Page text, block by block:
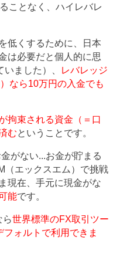
ことなく、ハイレバレ
低くするために、日本
は必要だと個人的に思
ました）、 レバレッジ
なら10万円の入金でも
拘束される資金（＝口
むということです。
がない...お金が貯まる
（エックスエム）で挑戦
現在、手元に現金がな
能です。
ら世界標準のFX取引ツー
ォルトで利用できま